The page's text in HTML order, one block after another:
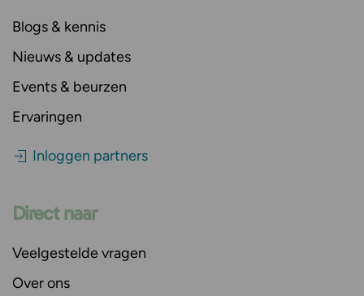
Blogs & kennis
Nieuws & updates
Events & beurzen
Ervaringen
Inloggen partners
Direct naar
Veelgestelde vragen
Over ons